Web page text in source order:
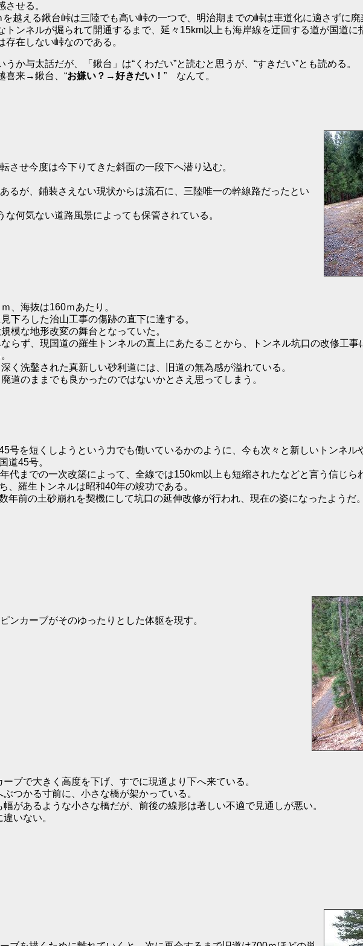
させる。
を越える鍬台峠は三陸でも高い峠の一つで、明治期までの峠は車道化に適さずに
トンネルが掘られて開通するまで、延々15km以上も海岸線を迂回する道が国道
存在しない峠なのである。
か与太話だが、「鍬台」は“くわだい”と読むと思うが、“すきだい”とも読める。
喜来→鍬台、“お嫌い？→好きだい！ ” なんて。
せ今度は今下りてきた斜面の一段下へ潜り込む。
るが、鋪装さえない現状からは流石に、三陸唯一の幹線路だったとい
何気ない道路風景によっても保管されている。
、海抜は160ｍあたり。
下ろした治山工事の傷跡の直下に達する。
模な地形改変の舞台となっていた。
らず、現国道の羅生トンネルの直上にあたることから、トンネル坑口の改修工
く洗鑿された真新しい砂利道には、旧道の無為感が溢れている。
道のままでも良かったのではないかとさえ思ってしまう。
号を短くしようという力でも働いているかのように、今も次々と新しいトンネル
道45号。
代までの一次改築によって、全線では150km以上も短縮されたなどと言う信じら
、羅生トンネルは昭和40年の竣功である。
年前の土砂崩れを契機にして坑口の延伸改修が行われ、現在の姿になったようだ。
カーブがそのゆったりとした体躯を現す。
ブで大きく高度を下げ、すでに現道より下へ来ている。
つかる寸前に、小さな橋が架かっている。
があるような小さな橋だが、前後の線形は著しい不適で見通しが悪い。
いない。